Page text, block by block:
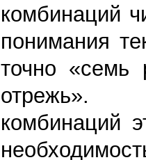
комбинаций
понимания
точно «семь
отрежь».
комбинаций